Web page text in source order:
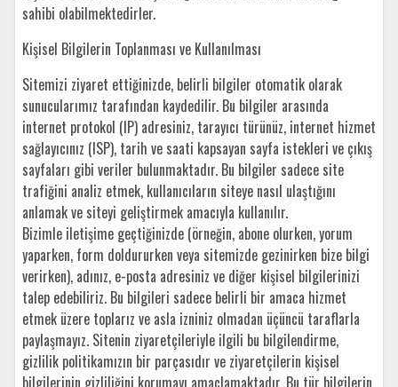
sahibi olabilmektedirler.
Kişisel Bilgilerin Toplanması ve Kullanılması
Sitemizi ziyaret ettiğinizde, belirli bilgiler otomatik olarak
sunucularımız tarafından kaydedilir. Bu bilgiler arasında
internet protokol (IP) adresiniz, tarayıcı türünüz, internet hizmet
sağlayıcınız (ISP), tarih ve saati kapsayan sayfa istekleri ve çıkış
sayfaları gibi veriler bulunmaktadır. Bu bilgiler sadece site
trafiğini analiz etmek, kullanıcıların siteye nasıl ulaştığını
anlamak ve siteyi geliştirmek amacıyla kullanılır.
Bizimle iletişime geçtiğinizde (örneğin, abone olurken, yorum
yaparken, form doldururken veya sitemizde gezinirken bize bilgi
verirken), adınız, e-posta adresiniz ve diğer kişisel bilgilerinizi
talep edebiliriz. Bu bilgileri sadece belirli bir amaca hizmet
etmek üzere toplarız ve asla izniniz olmadan üçüncü taraflarla
paylaşmayız. Sitenin ziyaretçileriyle ilgili bu bilgilendirme,
gizlilik politikamızın bir parçasıdır ve ziyaretçilerin kişisel